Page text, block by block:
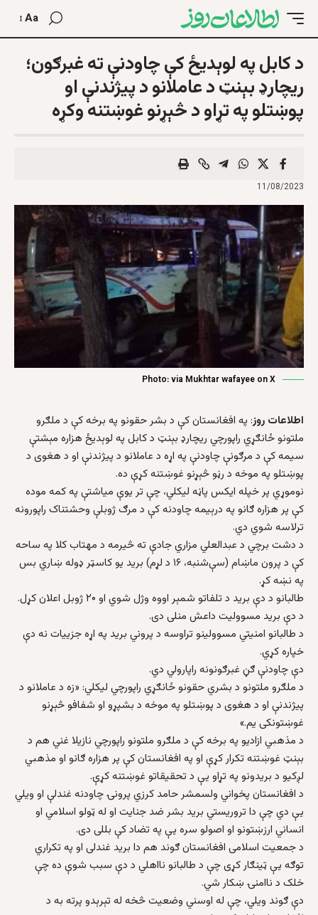
Aa
د کابل په لوېديځ کې چاودنې ته غبرګون؛
ريچارډ بېنټ د عاملانو د پيژندنې او
پوښتلو په تړاو د څېړنو غوښتنه وکړه
11/08/2023
Photo: via Mukhtar wafayee on X
اطلاعات روز: په افغانستان کې د بشر حقونو په برخه کې د ملګرو
ملتونو ځانګړي راپورچي ريچارډ بېنټ د کابل په لوېديځ هزاره مېشتې
سيمه کې د مرګونې چاودنې په اړه د عاملانو د پيژندنې او د هغوی د
پوښتلو په موخه د رڼو څېړنو غوښتنه کړې ده.
نوموړي پر خپله ايکس پاڼه ليکلي، چې تر يوې مياشتې په کمه موده
کې پر هزاره ګانو په درېيمه چاودنه کې د مرګ ژوبلې وحشتناک راپورونه
ترلاسه شوي دي.
د دشت برچي د عبدالعلي مزاري جادې ته څیرمه د مهتاب کلا په ساحه
کې د پرون ماښام (سې‌شنبه، ۱۶ د لړم) بريد يو کاسټر ډوله ښاري بس
په نښه کړ.
طالبانو د دې بريد د تلفاتو شمېر اووه وژل شوي او ۲۰ ژوبل اعلان کړل.
د دې بريد مسووليت داعش منلی دی.
د طالبانو امنيتي مسوولينو تراوسه د پروني بريد په اړه جزييات نه دې
خپاره کړي.
دې چاودنې ګڼ غبرګونونه راپارولي دي.
د ملګرو ملتونو د بشري حقونو ځانګړي راپورچي ليکلي: «زه د عاملانو د
پيژندنې او د هغوی د پوښتلو په موخه د بشپړو او شفافو څېړنو
غوښتونکی يم.»
د مذهبي ازاديو په برخه کې د ملګرو ملتونو راپورچي نازيلا غني هم د
بېنټ غوښتنه تکرار کړې او په افغانستان کې پر هزاره ګانو او مذهبي
لږکيو د بريدونو په تړاو يې د تحقيقاتو غوښتنه کړې.
د افغانستان پخواني ولسمشر حامد کرزي پرونۍ چاودنه غندلې او ويلي
يې دي چې دا تروريستي بريد بشر ضد جنايت او له ټولو اسلامي او
انساني ارزښتونو او اصولو سره یې په تضاد کې بللی دی.
د جمعيت اسلامی افغانستان ګوند هم دا بريد غندلی او په تکراري
توګه يې ټينګار کړی چې د طالبانو نااهلي د دې سبب شوې ده چې
خلک د ناامنۍ ښکار شي.
دې ګوند ويلي، چې له اوسني وضعيت څخه له تېرېدو پرته به د